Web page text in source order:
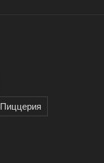
Пиццерия